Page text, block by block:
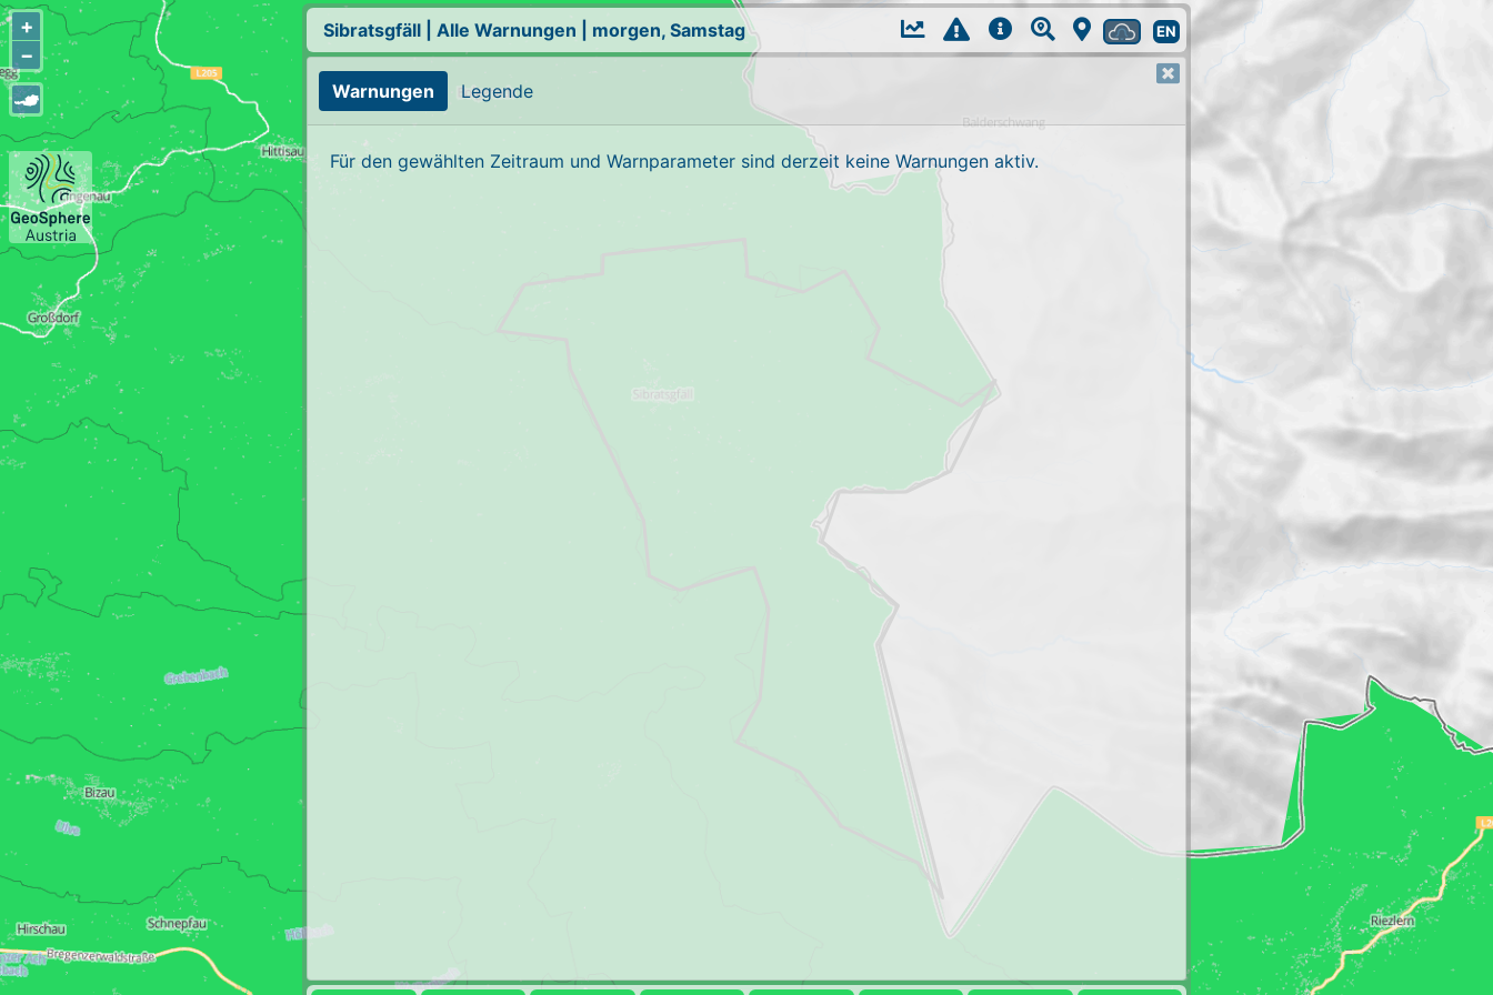
+
−
Sibratsgfäll Alle Warnungen morgen, Samstag EN
Warnungen Legende
Für den gewählten Zeitraum und Warnparameter sind derzeit keine Warnungen aktiv.